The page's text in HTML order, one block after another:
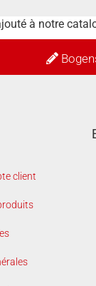
à notre
client